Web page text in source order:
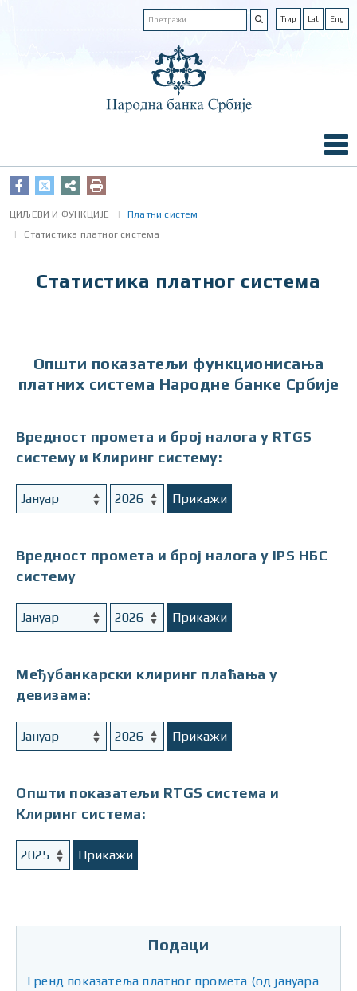
Ћир Lat Eng
ЦИЉЕВИ И ФУНКЦИЈЕ
Платни систем
Статистика платног система
Статистика платног система
Општи показатељи функционисања
платних система Народне банке Србије
Вредност промета и број налога у RTGS
систему и Клиринг систему:
Прикажи
Вредност промета и број налога у IPS НБС
систему
Прикажи
Међубанкарски клиринг плаћања у
девизама:
Прикажи
Општи показатељи RTGS система и
Клиринг система:
Прикажи
Подаци
Тренд показатеља платног промета (од јануара